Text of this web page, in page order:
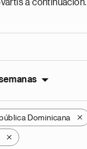
a continuación.
Dominicana X
X